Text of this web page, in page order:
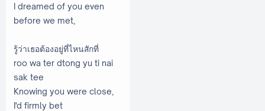
I dreamed of you even
before we met,
รู้ว่าเธอต้องอยู่ที่ไหนสักที่
roo wa ter dtong yu ti nai
sak tee
Knowing you were close,
I'd firmly bet